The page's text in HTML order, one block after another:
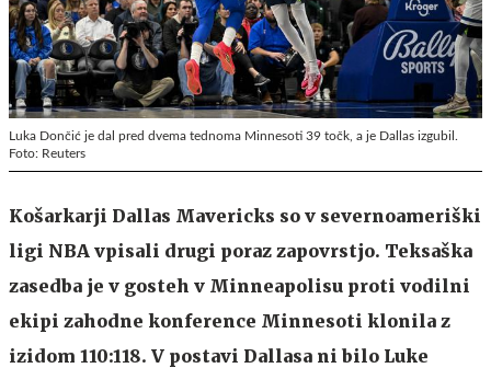
Luka Dončić je dal pred dvema tednoma Minnesoti 39 točk, a je Dallas izgubil.
Foto: Reuters
Košarkarji Dallas Mavericks so v severnoameriški
ligi NBA vpisali drugi poraz zapovrstjo. Teksaška
zasedba je v gosteh v Minneapolisu proti vodilni
ekipi zahodne konference Minnesoti klonila z
izidom 110:118. V postavi Dallasa ni bilo Luke